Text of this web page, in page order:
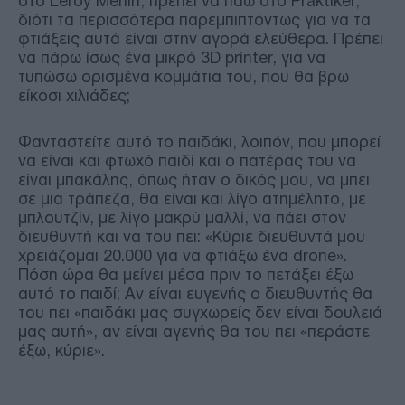
διότι τα περισσότερα παρεμπιπτόντως για να τα
φτιάξεις αυτά είναι στην αγορά ελεύθερα. Πρέπει
να πάρω ίσως ένα μικρό 3D printer, για να
τυπώσω ορισμένα κομμάτια του, που θα βρω
είκοσι χιλιάδες;
Φανταστείτε αυτό το παιδάκι, λοιπόν, που μπορεί
να είναι και φτωχό παιδί και ο πατέρας του να
είναι μπακάλης, όπως ήταν ο δικός μου, να μπει
σε μια τράπεζα, θα είναι και λίγο ατημέλητο, με
μπλουτζίν, με λίγο μακρύ μαλλί, να πάει στον
διευθυντή και να του πει: «Κύριε διευθυντά μου
χρειάζομαι 20.000 για να φτιάξω ένα drone».
Πόση ώρα θα μείνει μέσα πριν το πετάξει έξω
αυτό το παιδί; Αν είναι ευγενής ο διευθυντής θα
του πει «παιδάκι μας συγχωρείς δεν είναι δουλειά
μας αυτή», αν είναι αγενής θα του πει «περάστε
έξω, κύριε».